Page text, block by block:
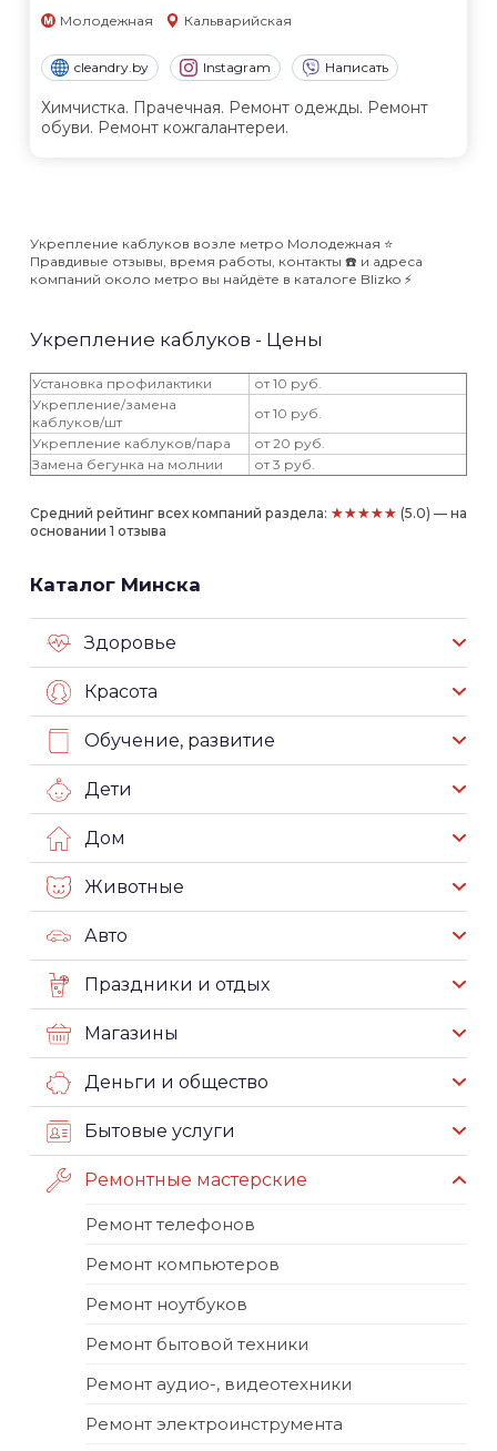
Молодежная Кальварийская
cleandry.by Instagram Написать
Химчистка. Прачечная. Ремонт одежды. Ремонт
обуви. Ремонт кожгалантереи.
Укрепление каблуков возле метро Молодежная ⭐️
Правдивые отзывы, время работы, контакты ☎️ и адреса
компаний около метро вы найдёте в каталоге Blizko ⚡️
Укрепление каблуков - Цены
Установка профилактики
от 10 руб.
Укрепление/замена
каблуков/шт
от 10 руб.
Укрепление каблуков/пара
от 20 руб.
Замена бегунка на молнии
от 3 руб.
Средний рейтинг всех компаний раздела: ★★★★★ (5.0) — на
основании 1 отзыва
Каталог Минска
Здоровье
Красота
Обучение, развитие
Дети
Дом
Животные
Авто
Праздники и отдых
Магазины
Деньги и общество
Бытовые услуги
Ремонтные мастерские
Ремонт телефонов
Ремонт компьютеров
Ремонт ноутбуков
Ремонт бытовой техники
Ремонт аудио-, видеотехники
Ремонт электроинструмента